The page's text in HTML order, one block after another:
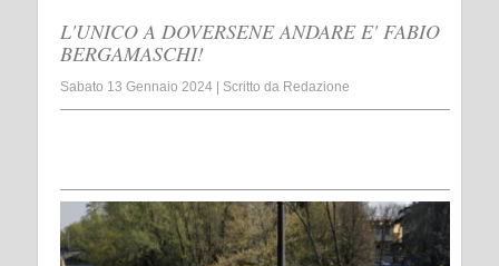
L'UNICO A DOVERSENE ANDARE E' FABIO
BERGAMASCHI!
Sabato 13 Gennaio 2024 Scritto da Redazione